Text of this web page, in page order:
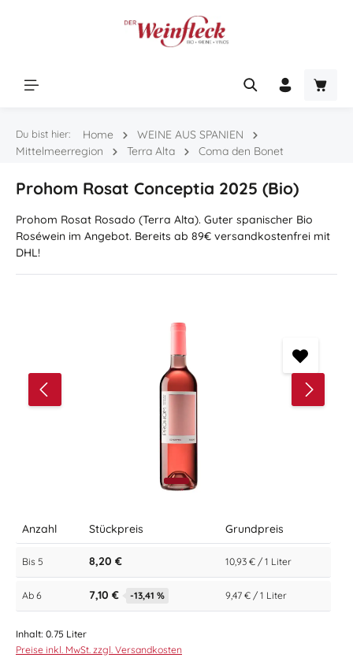
Du bist hier: Home
WEINE AUS SPANIEN
Mittelmeerregion
Terra Alta Coma den Bonet
Prohom Rosat Conceptia 2025 (Bio)
Prohom Rosat Rosado (Terra Alta). Guter spanischer Bio
Roséwein im Angebot. Bereits ab 89€ versandkostenfrei mit
DHL!
Anzahl Stückpreis Grundpreis
Bis 5 8,20 € 10,93 € / 1 Liter
Ab 6 7,10 € -13,41 % 9,47 € / 1 Liter
Inhalt: 0.75 Liter
Preise inkl. MwSt. zzgl. Versandkosten